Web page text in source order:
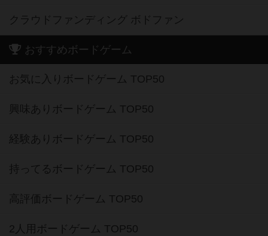
クラウドファンディング ボドファン
おすすめボードゲーム
お気に入りボードゲーム TOP50
興味ありボードゲーム TOP50
経験ありボードゲーム TOP50
持ってるボードゲーム TOP50
高評価ボードゲーム TOP50
2人用ボードゲーム TOP50